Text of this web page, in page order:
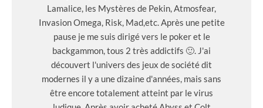
Lamalice, les Mystères de Pekin, Atmosfear,
Invasion Omega, Risk, Mad,etc. Après une petite
pause je me suis dirigé vers le poker et le
backgammon, tous 2 très addictifs 🙂. J'ai
découvert l'univers des jeux de société dit
modernes il y a une dizaine d'années, mais sans
être encore totalement atteint par le virus